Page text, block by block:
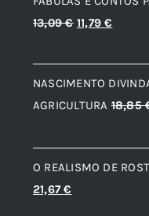
13,09€ O
original
era:
13,09 €.
11,79€
atual
é:
11,79 €.
NASCIMENTO
AGRICULTURA 18,85
O REALISMO DE
O
21,67€